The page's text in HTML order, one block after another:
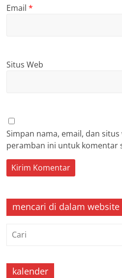
Email*
Situs Web
Simpan nama, email, dan situs
peramban ini untuk komentar
mencari di dalam website
kalender